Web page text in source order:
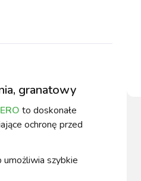
ZAKISZANIE
ZWALCZANIE
SZKODNIKÓW
granatowy
to doskonałe
ochronę przed
umożliwia szybkie